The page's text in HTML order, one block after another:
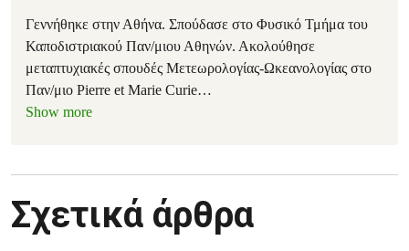
Γεννήθηκε στην Αθήνα. Σπούδασε στο Φυσικό Τμήμα του
Καποδιστριακού Παν/μιου Αθηνών. Ακολούθησε
μεταπτυχιακές σπουδές Μετεωρολογίας-Ωκεανολογίας στο
Παν/μιο Pierre et Marie Curie…
Show more
Σχετικά άρθρα